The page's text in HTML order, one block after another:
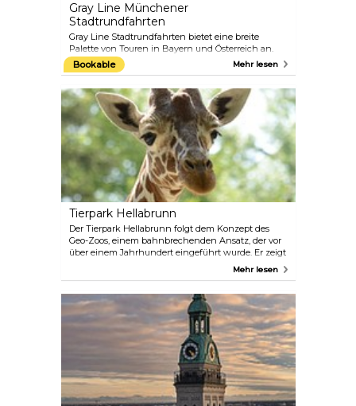
Gray Line Münchener
Stadtrundfahrten
Gray Line Stadtrundfahrten bietet eine breite
Palette von Touren in Bayern und Österreich an.
Unter der Leitung von professionellen Guides
führen diese Touren zu beliebten Attraktionen wie
darunter Neuschwanstein und Linderhof, sowie in
die Mozartstadt Salzburg in Österreich.
Bookable Mehr lesen
Tierpark Hellabrunn
Der Tierpark Hellabrunn folgt dem Konzept des
Geo-Zoos, einem bahnbrechenden Ansatz, der vor
über einem Jahrhundert eingeführt wurde. Er zeigt
Tiere, die nach ihren Herkunftskontinenten
halten. So können die Besucher an einem
einzigen Tag eine Vielzahl von Tieren aus der
ganzen Welt erleben, darunter Pinguine, Elefanten,
Kängurus, Seelöwen, Greifvögel und Raubtiere.
Mehr lesen